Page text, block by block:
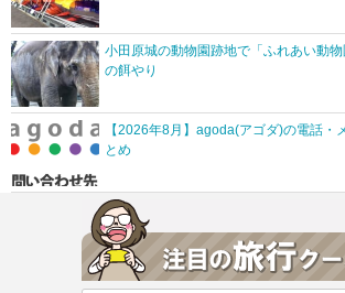
小田原城の動物園跡地で「ふれあい動
の餌やり
【2026年8月】agoda(アゴダ)の電話・
とめ